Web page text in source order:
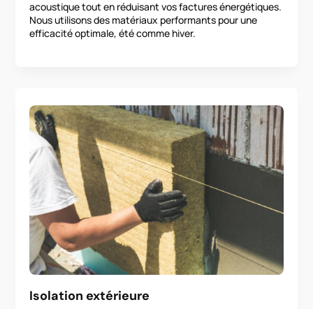
acoustique tout en réduisant vos factures énergétiques.
Nous utilisons des matériaux performants pour une
efficacité optimale, été comme hiver.
Isolation extérieure